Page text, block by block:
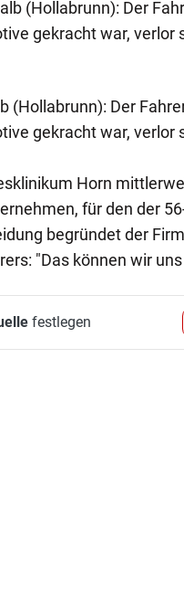
(Hollabrunn): Der
gekracht war, verlor
(Hollabrunn): Der
gekracht war, verlor
Horn
für den der
begründet der
"Das können wir
festlegen